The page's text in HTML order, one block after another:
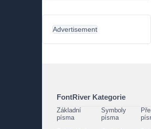
Advertisement
FontRiver Kategorie
Základní
písma
Symboly
písma